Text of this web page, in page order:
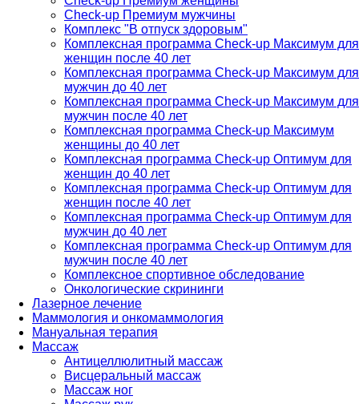
Check-up Премиум мужчины
Комплекс "В отпуск здоровым"
Комплексная программа Check-up Максимум для
женщин после 40 лет
Комплексная программа Check-up Максимум для
мужчин до 40 лет
Комплексная программа Check-up Максимум для
мужчин после 40 лет
Комплексная программа Check-up Максимум
женщины до 40 лет
Комплексная программа Check-up Оптимум для
женщин до 40 лет
Комплексная программа Check-up Оптимум для
женщин после 40 лет
Комплексная программа Check-up Оптимум для
мужчин до 40 лет
Комплексная программа Check-up Оптимум для
мужчин после 40 лет
Комплексное спортивное обследование
Онкологические скрининги
Лазерное лечение
Маммология и онкомаммология
Мануальная терапия
Массаж
Антицеллюлитный массаж
Висцеральный массаж
Массаж ног